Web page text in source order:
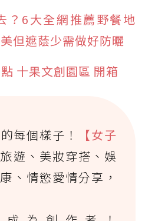
？6大全網推薦野餐地
但遮蔭少需做好防曬
十果文創園區 開箱
每個樣子！
【女子
遊、美妝穿搭、娛
、情慾愛情分享，